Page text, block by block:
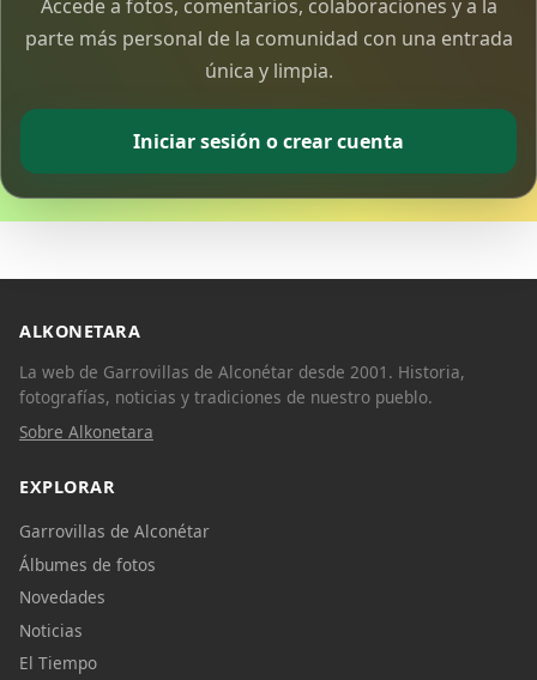
Accede a fotos, comentarios, colaboraciones y a la
parte más personal de la comunidad con una entrada
única y limpia.
Iniciar sesión o crear cuenta
ALKONETARA
La web de Garrovillas de Alconétar desde 2001. Historia,
fotografías, noticias y tradiciones de nuestro pueblo.
Sobre Alkonetara
EXPLORAR
Garrovillas de Alconétar
Álbumes de fotos
Novedades
Noticias
El Tiempo